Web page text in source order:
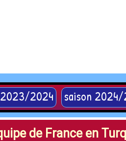
2024 saison
de France en